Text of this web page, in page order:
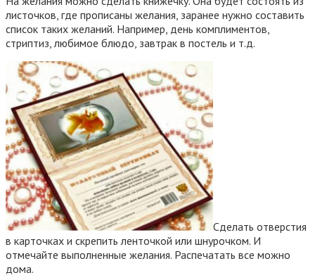
листочков, где прописаны желания, заранее нужно составить
список таких желаний. Например, день комплиментов,
стриптиз, любимое блюдо, завтрак в постель и т.д.
Сделать отверстия
в карточках и скрепить ленточкой или шнурочком. И
отмечайте выполненные желания. Распечатать все можно
дома.